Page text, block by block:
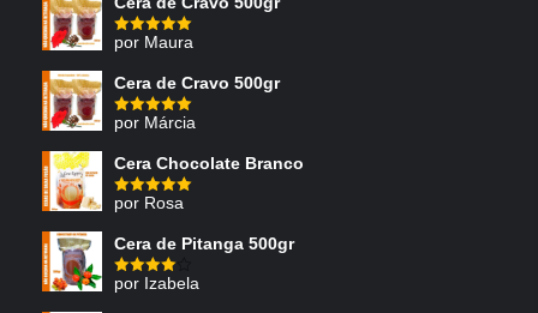
Avaliação 5
por Maura
Cera de Cravo 500gr
Avaliação5
por Márcia
Cera Chocolate Branco
Avaliação5
por Rosa
Cera de Pitanga 500gr
Avaliação
por Izabela